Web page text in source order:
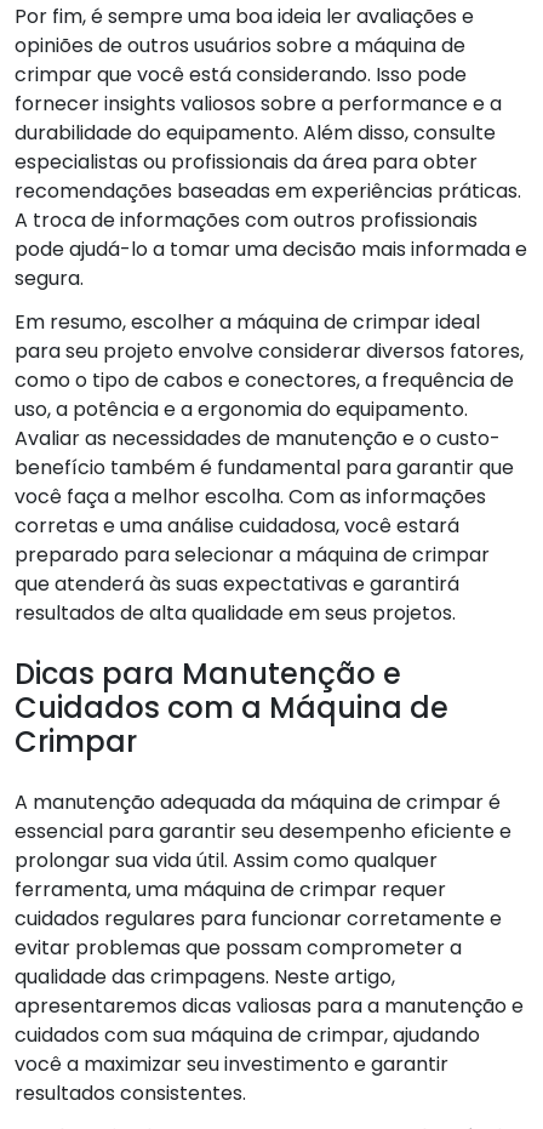
Por fim, é sempre uma boa ideia ler avaliações e
opiniões de outros usuários sobre a máquina de
crimpar que você está considerando. Isso pode
fornecer insights valiosos sobre a performance e a
durabilidade do equipamento. Além disso, consulte
especialistas ou profissionais da área para obter
recomendações baseadas em experiências práticas.
A troca de informações com outros profissionais
pode ajudá-lo a tomar uma decisão mais informada e
segura.
Em resumo, escolher a máquina de crimpar ideal
para seu projeto envolve considerar diversos fatores,
como o tipo de cabos e conectores, a frequência de
uso, a potência e a ergonomia do equipamento.
Avaliar as necessidades de manutenção e o custo-
benefício também é fundamental para garantir que
você faça a melhor escolha. Com as informações
corretas e uma análise cuidadosa, você estará
preparado para selecionar a máquina de crimpar
que atenderá às suas expectativas e garantirá
resultados de alta qualidade em seus projetos.
Dicas para Manutenção e
Cuidados com a Máquina de
Crimpar
A manutenção adequada da máquina de crimpar é
essencial para garantir seu desempenho eficiente e
prolongar sua vida útil. Assim como qualquer
ferramenta, uma máquina de crimpar requer
cuidados regulares para funcionar corretamente e
evitar problemas que possam comprometer a
qualidade das crimpagens. Neste artigo,
apresentaremos dicas valiosas para a manutenção e
cuidados com sua máquina de crimpar, ajudando
você a maximizar seu investimento e garantir
resultados consistentes.